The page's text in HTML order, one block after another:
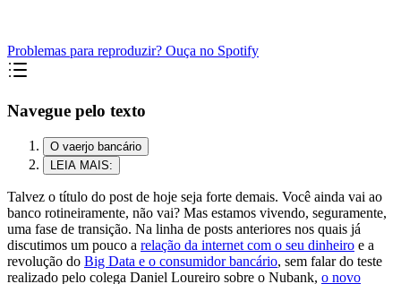
Problemas para reproduzir? Ouça no Spotify
Navegue pelo texto
O vaerjo bancário
LEIA MAIS:
Talvez o título do post de hoje seja forte demais. Você ainda vai ao
banco rotineiramente, não vai? Mas estamos vivendo, seguramente,
uma fase de transição. Na linha de posts anteriores nos quais já
discutimos um pouco a relação da internet com o seu dinheiro e a
revolução do Big Data e o consumidor bancário, sem falar do teste
realizado pelo colega Daniel Loureiro sobre o Nubank, o novo